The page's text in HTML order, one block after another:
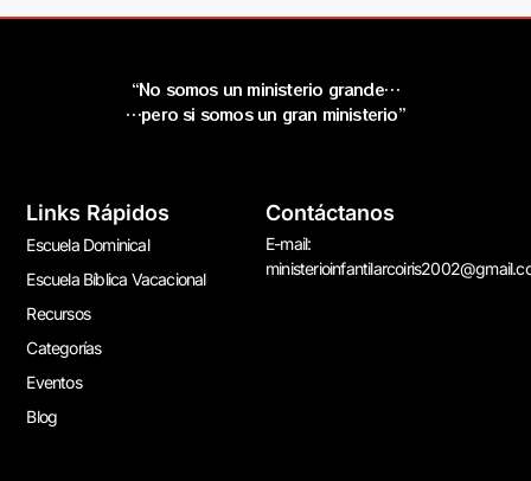
“No somos un ministerio grande…
…pero si somos un gran ministerio”
Links Rápidos
Escuela Dominical
Escuela Bíblica Vacacional
Recursos
Categorías
Eventos
Blog
Contáctanos
E-mail: